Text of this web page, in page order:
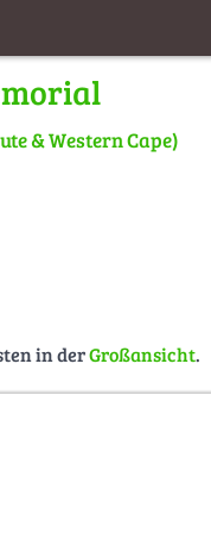
& Western Cape)
in derGroßansicht.